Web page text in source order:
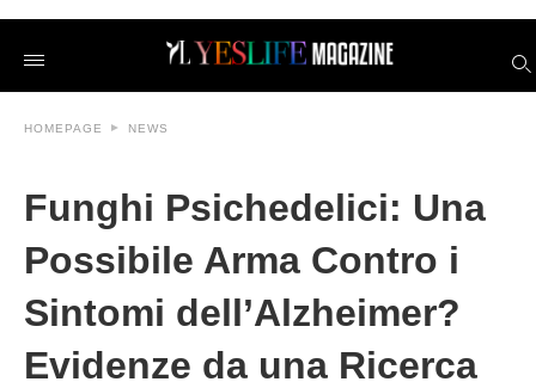
/2026/06/14/funghi-
arma-
sintomi-
dellalzheimer-
da-
una-
brasiliana/amp/
HOMEPAGE NEWS
Funghi Psichedelici: Una
Possibile Arma Contro i
Sintomi dell’Alzheimer?
Evidenze da una Ricerca